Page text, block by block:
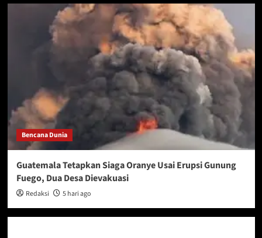
Bencana Dunia
Guatemala Tetapkan Siaga Oranye Usai Erupsi Gunung
Fuego, Dua Desa Dievakuasi
Redaksi 5 hari ago